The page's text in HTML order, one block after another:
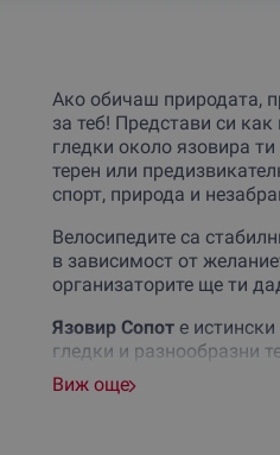
Ако обичаш природата,
за теб! Представи си
гледки около язовира
терен или
спорт, природа и
Велосипедите са
в зависимост от
организаторите ще ти
Язовир Сопоте истински
гледки и разнообразни
вятъра в косите си и да
споделиш
Виж още